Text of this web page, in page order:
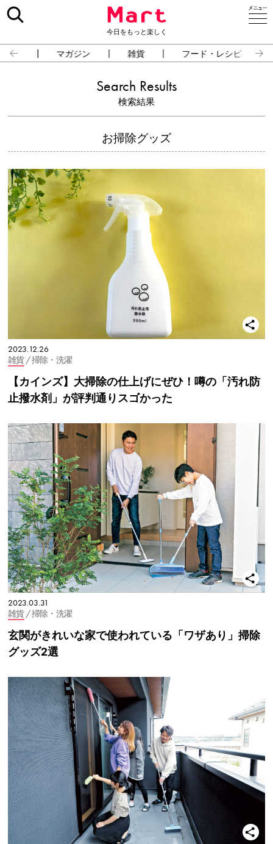
今日をもっと楽しく
占い マガジン 雑貨 フード・レシピ
Search Results
検索結果
お掃除グッズ
2023.12.26
雑貨/ 掃除・洗濯
【カインズ】大掃除の仕上げにぜひ！噂の「汚れ防
止撥水剤」が評判通りスゴかった
2023.03.31
雑貨/ 掃除・洗濯
玄関がきれいな家で使われている「ワザあり」掃除
グッズ2選